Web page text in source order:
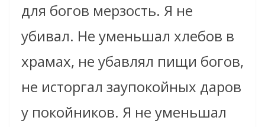
для богов мерзость. Я не
убивал. Не уменьшал хлебов в
храмах, не убавлял пищи богов,
не исторгал заупокойных даров
у покойников. Я не уменьшал